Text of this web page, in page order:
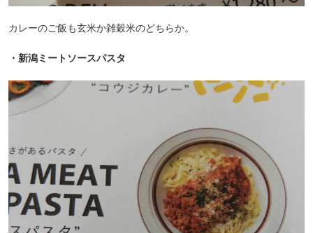
カレーのご飯も玄米か雑穀米のどちらか。
・新潟ミートソースパスタ